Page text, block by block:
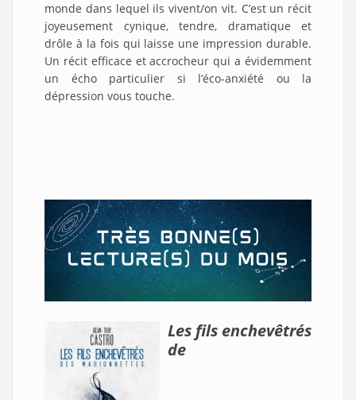
monde dans lequel ils vivent/on vit. C’est un récit
joyeusement cynique, tendre, dramatique et
drôle à la fois qui laisse une impression durable.
Un récit efficace et accrocheur qui a évidemment
un écho particulier si l’éco-anxiété ou la
dépression vous touche.
Les fils enchevêtrés
de